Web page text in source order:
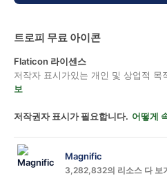
트로피 무료 아이콘
Flaticon 라이센스
저작자 표시가있는 개인 및 상업적 목
보
저작권자 표시가 필요합니다. 어떻게
Magnific
3,282,832의 리소스 다 보